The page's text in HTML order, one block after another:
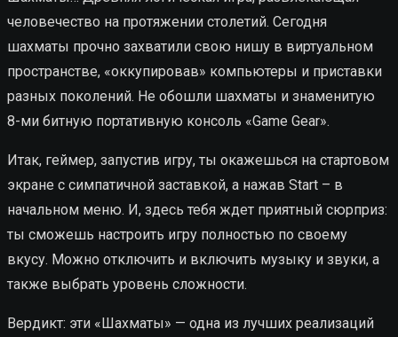
человечество на протяжении столетий. Сегодня
шахматы прочно захватили свою нишу в виртуальном
пространстве, «оккупировав» компьютеры и приставки
разных поколений. Не обошли шахматы и знаменитую
8-ми битную портативную консоль «Game Gear».
Итак, геймер, запустив игру, ты окажешься на стартовом
экране с симпатичной заставкой, а нажав Start – в
начальном меню. И, здесь тебя ждет приятный сюрприз:
ты сможешь настроить игру полностью по своему
вкусу. Можно отключить и включить музыку и звуки, а
также выбрать уровень сложности.
Вердикт: эти «Шахматы» — одна из лучших реализаций